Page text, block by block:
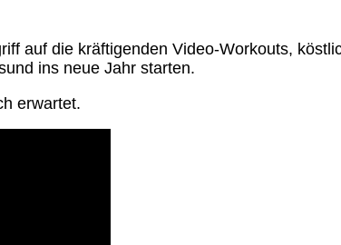
auf die kräftigenden Video-Workouts,
ins neue Jahr starten.
erwartet.